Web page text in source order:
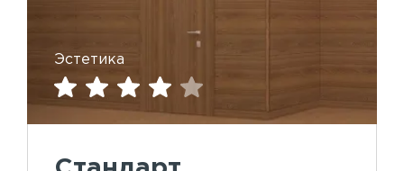
Эстетика